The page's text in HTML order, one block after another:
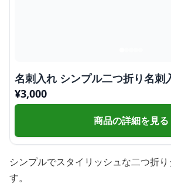
名刺入れ シンプル二つ折り名刺
¥3,000
商品の詳細を見る
シンプルでスタイリッシュな二つ折
す。